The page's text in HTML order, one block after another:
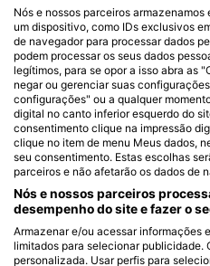
J F M A M J J A S O N D
Centros de mergulho
local de mergulho
WE SHALL SEA, Nikolas
Evgenikos
Katapola, 84008 AMORGOS, GrÉcia
Nós e nossos parceiros
um dispositivo, como IDs exclusivos
de navegador para processar dados
podem processar os seus dados
legítimos, para se opor a isso abra as
negar ou gerenciar suas
configurações" ou a qualquer
digital no canto inferior esquerdo do
consentimento clique na impressão
clique no item de menu Meus dados,
seu consentimento. Estas escolhas
parceiros e não afetarão os dados de
Nós e nossos parceiros
desempenho do site e fazer o
Armazenar e/ou acessar informações
limitados para selecionar publicidade.
personalizada. Usar perfis para